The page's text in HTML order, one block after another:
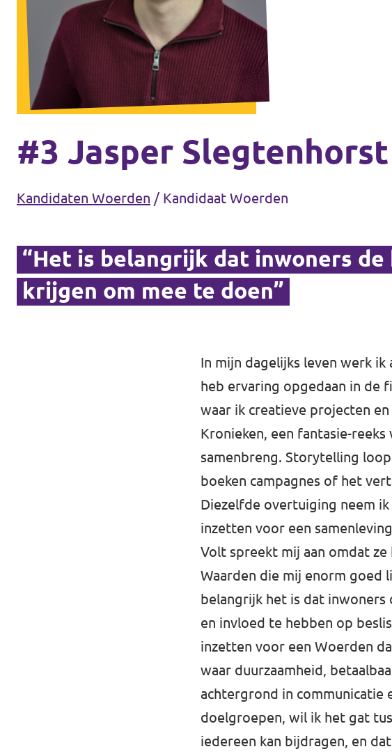
Volt Soest
Volt Utrecht (Stad)
Volt Woerden
Volt Zeist
Volt Nederland
Volt Nederland
Agenda
Vacatures
Volt Amersfoort
Volt Houten
Volt Soest
#3 Jasper Slegtenhorst
Kandidaten Woerden / Kandidaat Woerden
“Het is belangrijk dat inwoners de
krijgen om mee te doen”
In mijn dagelijks leven werk
heb ervaring opgedaan in de
waar ik creatieve projecten
Kronieken, een fantasie-
samenbreng. Storytelling
boeken campagnes of het
Diezelfde overtuiging neem
inzetten voor een
Volt spreekt mij aan omdat
Waarden die mij enorm goed
belangrijk het is dat inwoners
en invloed te hebben op
inzetten voor een Woerden
waar duurzaamheid,
achtergrond in communicatie
doelgroepen, wil ik het gat
iedereen kan bijdragen, en